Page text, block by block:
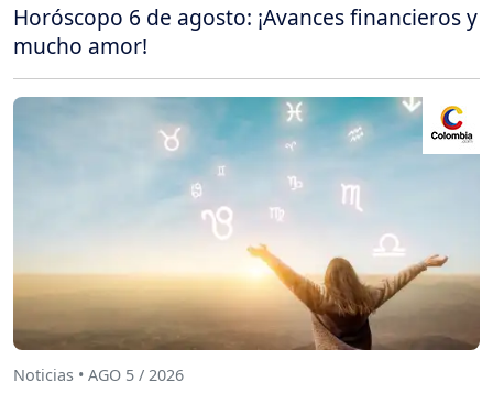
Horóscopo 6 de agosto: ¡Avances financieros y
mucho amor!
Noticias • AGO 5 / 2026